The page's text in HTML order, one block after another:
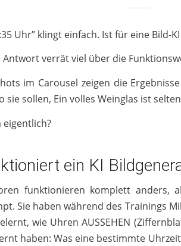
Uhr” klingt einfach. Ist für eine Bild-
Antwort verrät viel über die
im Carousel zeigen die
sie sollen, Ein volles Weinglas ist
ein KI
funktionieren komplett anders,
Sie haben während des Trainings
wie Uhren AUSSEHEN
haben: Was eine bestimmte Uhrzeit